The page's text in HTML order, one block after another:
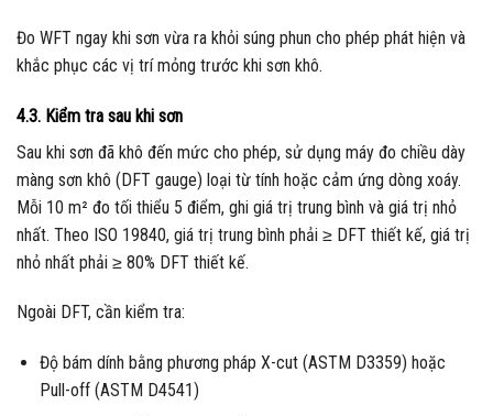
Đo WFT ngay khi sơn vừa ra khỏi súng phun cho phép phát hiện và
khắc phục các vị trí mỏng trước khi sơn khô.
4.3. Kiểm tra sau khi sơn
Sau khi sơn đã khô đến mức cho phép, sử dụng máy đo chiều dày
màng sơn khô (DFT gauge) loại từ tính hoặc cảm ứng dòng xoáy.
Mỗi 10 m² đo tối thiểu 5 điểm, ghi giá trị trung bình và giá trị nhỏ
nhất. Theo ISO 19840, giá trị trung bình phải ≥ DFT thiết kế, giá trị
nhỏ nhất phải ≥ 80% DFT thiết kế.
Ngoài DFT, cần kiểm tra:
Độ bám dính bằng phương pháp X-cut (ASTM D3359) hoặc
Pull-off (ASTM D4541)